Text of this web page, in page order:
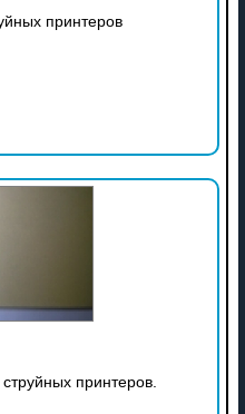
принтеров
принтеров.